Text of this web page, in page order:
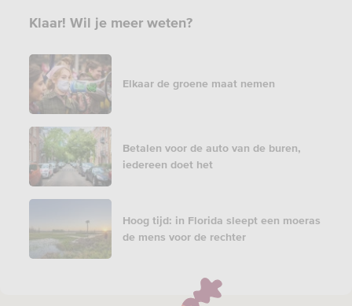
Klaar! Wil je meer weten?
Elkaar de groene maat nemen
Betalen voor de auto van de buren,
iedereen doet het
Hoog tijd: in Florida sleept een moeras
de mens voor de rechter